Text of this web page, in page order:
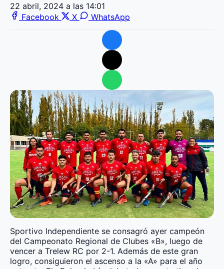
22 abril, 2024 a las 14:01
Facebook
X WhatsApp
Sportivo Independiente se consagró ayer campeón
del Campeonato Regional de Clubes «B», luego de
vencer a Trelew RC por 2-1. Además de este gran
logro, consiguieron el ascenso a la «A» para el año